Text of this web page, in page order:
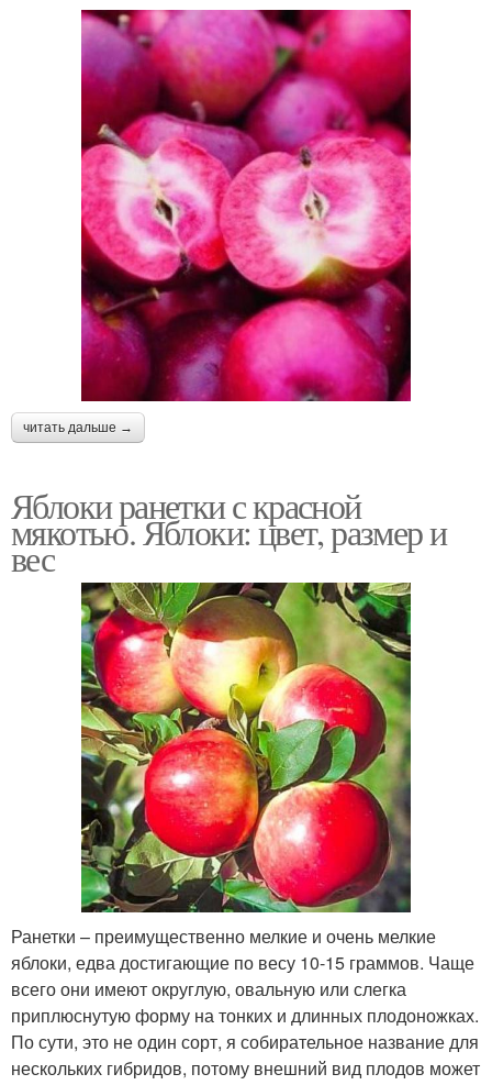
читать дальше →
Яблоки ранетки с красной
мякотью. Яблоки: цвет, размер и
вес
Ранетки – преимущественно мелкие и очень мелкие
яблоки, едва достигающие по весу 10-15 граммов. Чаще
всего они имеют округлую, овальную или слегка
приплюснутую форму на тонких и длинных плодоножках.
По сути, это не один сорт, я собирательное название для
нескольких гибридов, потому внешний вид плодов может